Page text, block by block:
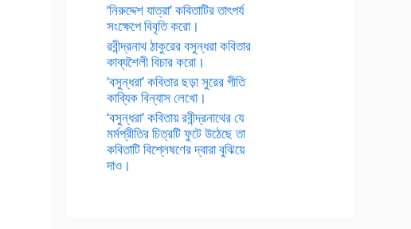
‘নিরুদ্দেশ যাত্রা’ কবিতাটির তাৎপর্য
সংক্ষেপে বিবৃতি করো।
রবীন্দ্রনাথ ঠাকুরের বসুন্ধরা কবিতার
কাব্যশৈলী বিচার করো।
‘বসুন্ধরা’ কবিতার ছড়া সুরের গীতি
কাব্যিক বিন্যাস লেখো।
‘বসুন্ধরা’ কবিতায় রবীন্দ্রনাথের যে
মর্মপ্রীতির চিত্রটি ফুটে উঠেছে তা
কবিতাটি বিশ্লেষণের দ্বারা বুঝিয়ে
দাও।